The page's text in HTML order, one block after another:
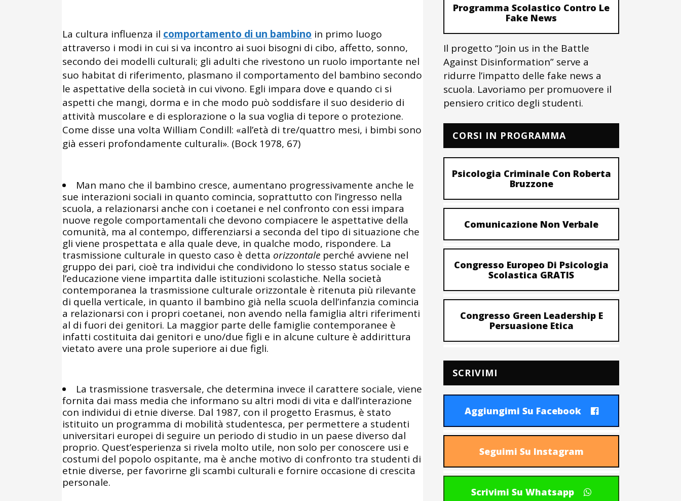
La cultura influenza il comportamento di un bambino in primo luogo
attraverso i modi in cui si va incontro ai suoi bisogni di cibo, affetto, sonno,
secondo dei modelli culturali; gli adulti che rivestono un ruolo importante nel
suo habitat di riferimento, plasmano il comportamento del bambino secondo
le aspettative della società in cui vivono. Egli impara dove e quando ci si
aspetti che mangi, dorma e in che modo può soddisfare il suo desiderio di
attività muscolare e di esplorazione o la sua voglia di tepore o protezione.
Come disse una volta William Condill: «all’età di tre/quattro mesi, i bimbi sono
già esseri profondamente culturali». (Bock 1978, 67)
Man mano che il bambino cresce, aumentano progressivamente anche le
sue interazioni sociali in quanto comincia, soprattutto con l’ingresso nella
scuola, a relazionarsi anche con i coetanei e nel confronto con essi impara
nuove regole comportamentali che devono compiacere le aspettative della
comunità, ma al contempo, differenziarsi a seconda del tipo di situazione che
gli viene prospettata e alla quale deve, in qualche modo, rispondere. La
trasmissione culturale in questo caso è detta orizzontale perché avviene nel
gruppo dei pari, cioè tra individui che condividono lo stesso status sociale e
l’educazione viene impartita dalle istituzioni scolastiche. Nella società
contemporanea la trasmissione culturale orizzontale è ritenuta più rilevante
di quella verticale, in quanto il bambino già nella scuola dell’infanzia comincia
a relazionarsi con i propri coetanei, non avendo nella famiglia altri riferimenti
al di fuori dei genitori. La maggior parte delle famiglie contemporanee è
infatti costituita dai genitori e uno/due figli e in alcune culture è addirittura
vietato avere una prole superiore ai due figli.
La trasmissione trasversale, che determina invece il carattere sociale, viene
fornita dai mass media che informano su altri modi di vita e dall’interazione
con individui di etnie diverse. Dal 1987, con il progetto Erasmus, è stato
istituito un programma di mobilità studentesca, per permettere a studenti
universitari europei di seguire un periodo di studio in un paese diverso dal
proprio. Quest’esperienza si rivela molto utile, non solo per conoscere usi e
costumi del popolo ospitante, ma è anche motivo di confronto tra studenti di
etnie diverse, per favorirne gli scambi culturali e fornire occasione di crescita
personale.
Programma Scolastico Contro Le
Fake News
Il progetto “Join us in the Battle
Against Disinformation” serve a
ridurre l’impatto delle fake news a
scuola. Lavoriamo per promuovere il
pensiero critico degli studenti.
CORSI IN PROGRAMMA
Psicologia Criminale Con Roberta
Bruzzone
Comunicazione Non Verbale
Congresso Europeo Di Psicologia
Scolastica GRATIS
Congresso Green Leadership E
Persuasione Etica
SCRIVIMI
Aggiungimi Su Facebook
Seguimi Su Instagram
Scrivimi Su Whatsapp